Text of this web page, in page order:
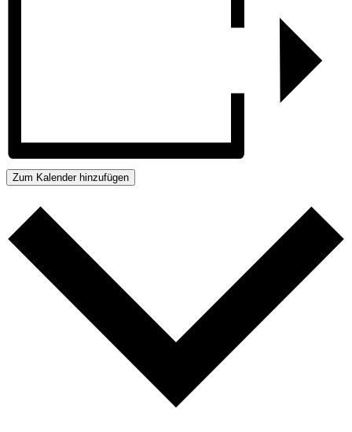
Zum Kalender hinzufügen